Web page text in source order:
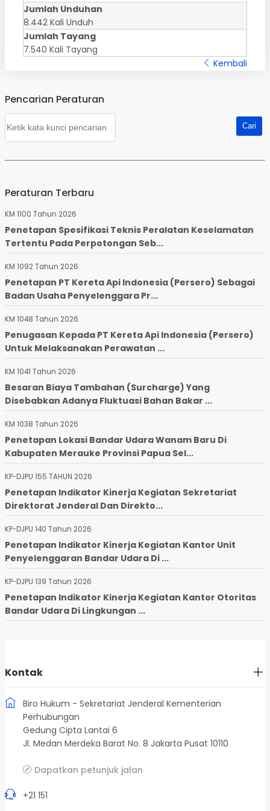
Jumlah Unduhan
8.442 Kali Unduh
Jumlah Tayang
7.540 Kali Tayang
Kembali
Pencarian Peraturan
Peraturan Terbaru
KM 1100 Tahun 2026
Penetapan Spesifikasi Teknis Peralatan Keselamatan
Tertentu Pada Perpotongan Seb...
KM 1092 Tahun 2026
Penetapan PT Kereta Api Indonesia (Persero) Sebagai
Badan Usaha Penyelenggara Pr...
KM 1048 Tahun 2026
Penugasan Kepada PT Kereta Api Indonesia (Persero)
Untuk Melaksanakan Perawatan ...
KM 1041 Tahun 2026
Besaran Biaya Tambahan (Surcharge) Yang
Disebabkan Adanya Fluktuasi Bahan Bakar ...
KM 1038 Tahun 2026
Penetapan Lokasi Bandar Udara Wanam Baru Di
Kabupaten Merauke Provinsi Papua Sel...
KP-DJPU 155 TAHUN 2026
Penetapan Indikator Kinerja Kegiatan Sekretariat
Direktorat Jenderal Dan Direkto...
KP-DJPU 140 Tahun 2026
Penetapan Indikator Kinerja Kegiatan Kantor Unit
Penyelenggaran Bandar Udara Di ...
KP-DJPU 139 Tahun 2026
Penetapan Indikator Kinerja Kegiatan Kantor Otoritas
Bandar Udara Di Lingkungan ...
Kontak
Biro Hukum - Sekretariat Jenderal Kementerian
Perhubungan
Gedung Cipta Lantai 6
Jl. Medan Merdeka Barat No. 8 Jakarta Pusat 10110
Dapatkan petunjuk jalan
+21 151